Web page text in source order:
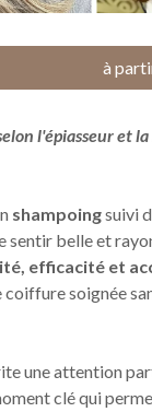
à
l'épiasseur et
shampoingsuivi
sentir belle et
efficacité et
soignée
une attention
clé qui